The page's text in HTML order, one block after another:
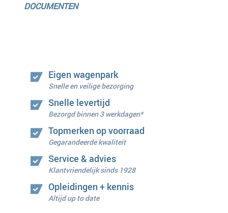
DOCUMENTEN
Eigen wagenpark
Snelle en veilige bezorging
Snelle levertijd
Bezorgd binnen 3 werkdagen*
Topmerken op voorraad
Gegarandeerde kwaliteit
Service & advies
Klantvriendelijk sinds 1928
Opleidingen + kennis
Altijd up to date